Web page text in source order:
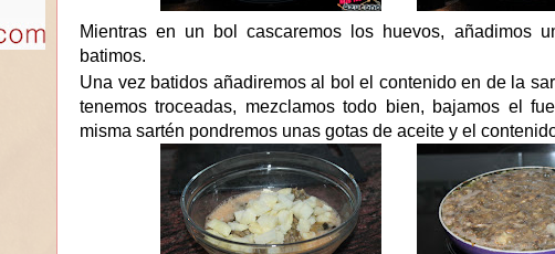
Mientras en un bol cascaremos los huevos, añadimos
batimos.
Una vez batidos añadiremos al bol el contenido en de la
tenemos troceadas, mezclamos todo bien, bajamos el
misma sartén pondremos unas gotas de aceite y el